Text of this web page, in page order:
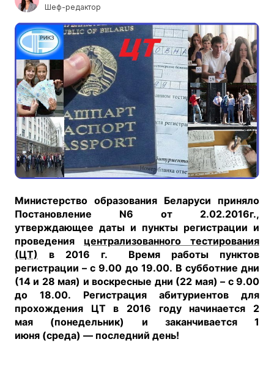
Шеф-редактор
Министерство образования Беларуси приняло
Постановление N6 от 2.02.2016г.,
утверждающее даты и пункты регистрации и
проведения централизованного тестирования
(ЦТ) в 2016 г. Время работы пунктов
регистрации – с 9.00 до 19.00. В субботние дни
(14 и 28 мая) и воскресные дни (22 мая) – с 9.00
до 18.00. Регистрация абитуриентов для
прохождения ЦТ в 2016 году начинается 2
мая (понедельник) и заканчивается 1
июня (среда) — последний день!